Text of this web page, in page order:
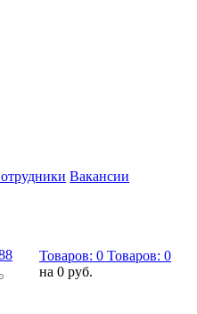
Вакансии
Товаров: 0 Товаров: 0
на 0 руб.